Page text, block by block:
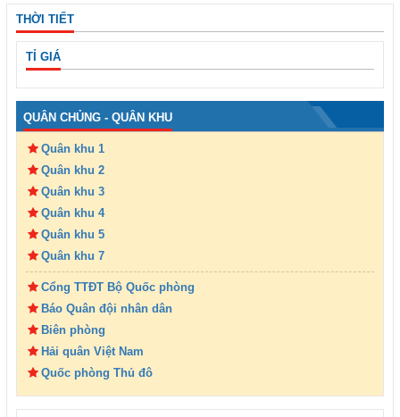
THỜI TIẾT
TỈ GIÁ
QUÂN CHỦNG - QUÂN KHU
Quân khu 1
Quân khu 2
Quân khu 3
Quân khu 4
Quân khu 5
Quân khu 7
Cổng TTĐT Bộ Quốc phòng
Báo Quân đội nhân dân
Biên phòng
Hải quân Việt Nam
Quốc phòng Thủ đô